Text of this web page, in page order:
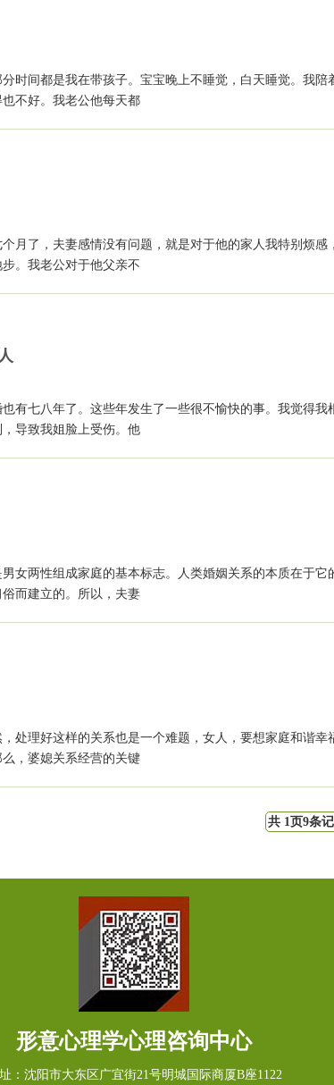
时间都是我在带孩子。宝宝晚上不睡觉，白天睡觉。我陪
不好。我老公他每天都
月了，夫妻感情没有问题，就是对于他的家人我特别烦感
。我老公对于他父亲不
有七八年了。这些年发生了一些很不愉快的事。我觉得我
导致我姐脸上受伤。他
女两性组成家庭的基本标志。人类婚姻关系的本质在于它
而建立的。所以，夫妻
处理好这样的关系也是一个难题，女人，要想家庭和谐幸
，婆媳关系经营的关键
共 1 页9条
形意心理学心理咨询中心
：沈阳市大东区广宜街21号明城国际商厦B座1122